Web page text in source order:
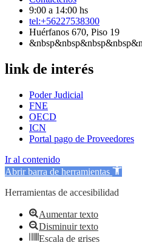
9:00 a 14:00 hs
tel:+56227538300
Huérfanos 670, Piso 19
link de interés
Poder Judicial
FNE
OECD
ICN
Portal pago de Proveedores
Ir al contenido
Abrir barra de herramientas
Herramientas de accesibilidad
Aumentar texto
Disminuir texto
Escala de grises